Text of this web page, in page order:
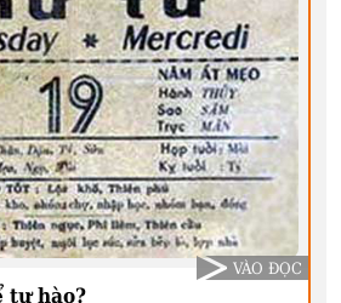
tự hào?
VÀO ĐỌC